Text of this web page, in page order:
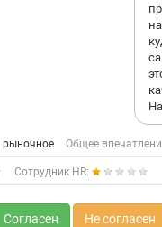
рыночное Общее
Сотрудник HR:
Согласен Не согласен